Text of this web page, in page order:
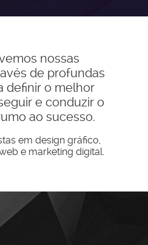
nossas
de profundas
definir o melhor
e conduzir o
ao sucesso.
em design gráfico,
e marketing digital.